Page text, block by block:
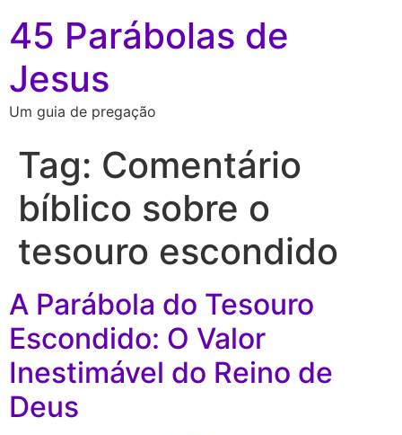
45 Parábolas de
Jesus
Um guia de pregação
Tag: Comentário
bíblico sobre o
tesouro escondido
A Parábola do Tesouro
Escondido: O Valor
Inestimável do Reino de
Deus